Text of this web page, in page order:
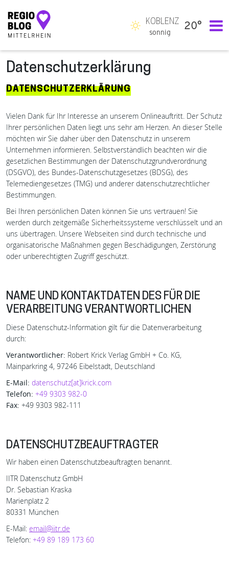
Hauptnavigation
KOBLENZ
sonnig
20°
Datenschutzerklärung
DATENSCHUTZERKLÄRUNG
Vielen Dank für Ihr Interesse an unserem Onlineauftritt. Der Schutz
Ihrer persönlichen Daten liegt uns sehr am Herzen. An dieser Stelle
möchten wir Sie daher über den Datenschutz in unserem
Unternehmen informieren. Selbstverständlich beachten wir die
gesetzlichen Bestimmungen der Datenschutzgrundverordnung
(DSGVO), des Bundes-Datenschutzgesetzes (BDSG), des
Telemediengesetzes (TMG) und anderer datenschutzrechtlicher
Bestimmungen.
Bei Ihren persönlichen Daten können Sie uns vertrauen! Sie
werden durch zeitgemäße Sicherheitssysteme verschlüsselt und an
uns übertragen. Unsere Webseiten sind durch technische und
organisatorische Maßnahmen gegen Beschädigungen, Zerstörung
oder unberechtigten Zugriff geschützt.
NAME UND KONTAKTDATEN DES FÜR DIE
VERARBEITUNG VERANTWORTLICHEN
Diese Datenschutz-Information gilt für die Datenverarbeitung
durch:
Verantwortlicher: Robert Krick Verlag GmbH + Co. KG,
Mainparkring 4, 97246 Eibelstadt, Deutschland
E-Mail: datenschutz[at]krick.com
Telefon: +49 9303 982-0
Fax: +49 9303 982-111
DATENSCHUTZBEAUFTRAGTER
Wir haben einen Datenschutzbeauftragten benannt.
IITR Datenschutz GmbH
Dr. Sebastian Kraska
Marienplatz 2
80331 München
E-Mail: email@iitr.de
Telefon: +49 89 189 173 60